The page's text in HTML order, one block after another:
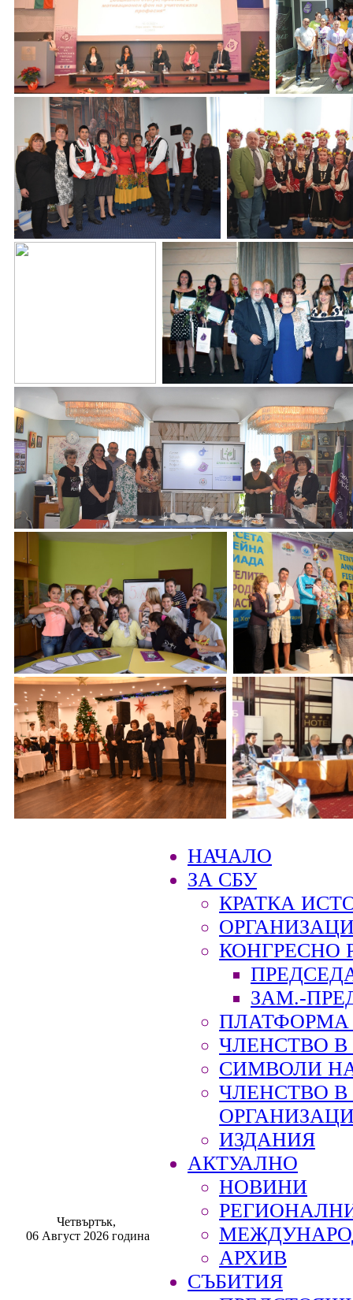
Четвъртък,
06 Август 2026 година
НАЧАЛО
ЗА СБУ
КРАТКА
КОНГРЕСНО
ЗАМ.-
ПЛАТФОРМА
ЧЛЕНСТВО В
СИМВОЛИ
ЧЛЕНСТВО
ИЗДАНИЯ
АКТУАЛНО
НОВИНИ
АРХИВ
СЪБИТИЯ